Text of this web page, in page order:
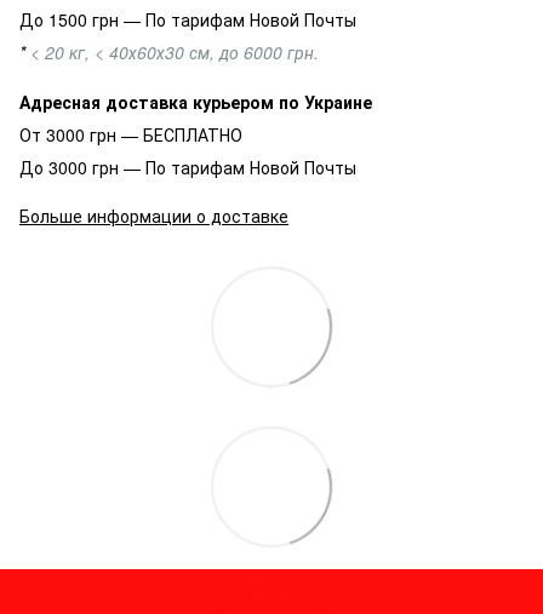
До 1500 грн — По тарифам Новой Почты
* < 20 кг, < 40х60х30 см, до 6000 грн.
Адресная доставка курьером по Украине
От 3000 грн — БЕСПЛАТНО
До 3000 грн — По тарифам Новой Почты
Больше информации о доставке